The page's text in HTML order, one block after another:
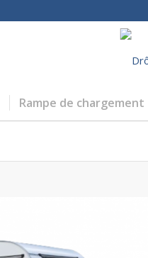
Rampe de chargement